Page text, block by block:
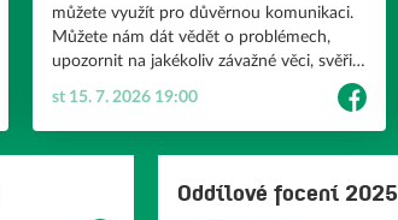
můžete využít pro důvěrnou komunikaci.
Můžete nám dát vědět o problémech,
upozornit na jakékoliv závažné věci, svěřit
nahlas. 👇Schránku důvěry naleznete na
odkaze níže a také bude konstantně
umístěn proklik na webu.
https://www.jellyform.com/b/11fea834
st 15. 7. 2026 19:00
Oddílové focení 2025